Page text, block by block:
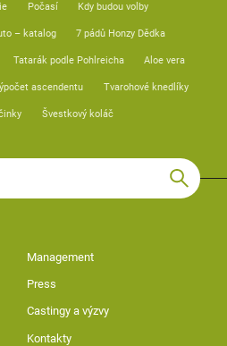
Počasí Kdy budou volby
– katalog 7 pádů Honzy Dědka
Tatarák podle Pohlreicha Aloe vera
ascendentu Tvarohové knedlíky
Švestkový koláč
Management
Press
Castingy a výzvy
Kontakty